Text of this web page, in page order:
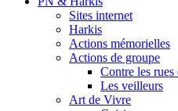
Sites internet
Harkis
Actions mémorielles
Actions de groupe
Contre les rues
Les veilleurs
Art de Vivre